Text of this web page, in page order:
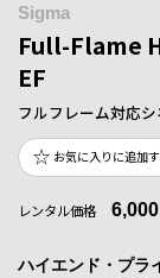
Sigma
Full-Flame
EF
フルフレーム対応
お気に入りに追加
レンタル価格 6,000
ハイエンド・プラ